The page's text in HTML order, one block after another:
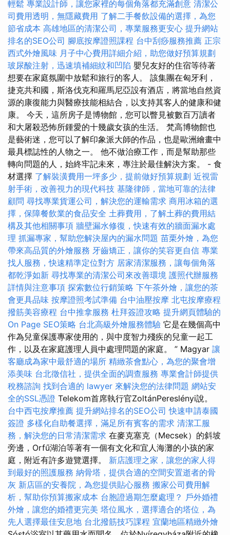
輕鬆 專業設計師，讓您家裡的每個角落都充滿創意 清潔公
司費用透明，無隱藏費用 了解二手餐飲設備的選擇，為您
節省成本 高雄地區的清潔公司，專業服務更安心 提升網站
排名的SEO公司 腳底按摩證照課程 台中刮痧服務推薦 正宗
西式外燴風味 月子中心費用詳細介紹，助您做好預算規劃
玻尿酸注射，迅速填補細紋和凹陷 嬰兒友好的住宿等待著
想要在家庭氛圍中放鬆和旅行的客人。 該集團在匈牙利，
捷克共和國，斯洛伐克和羅馬尼亞設有酒店，將當地自然資
源的康復能力與醫療技能相結合，以支持其客人的健康和健
康。 今天，這所房子是博物館，您可以瞥見被數百万讀者
和大屠殺恐怖所鍾愛的十幾歲女孩的生活。 梵高博物館也
是藝術迷，您可以了解印象派大師的作品，也是歐洲繪畫中
最具標誌性的人物之一。 他不做治療工作，而是幫助那些
轉向問題的人，始終牢記未來，專注於最佳解決方案。 - 食
材選擇 了解裝潢費用一坪多少，提前做好預算規劃 近視雷
射手術，改善視力的現代科技 基隆律師，當地可靠的法律
顧問 尋找專業貨運公司，解決您的運輸需求 商用冰箱的選
擇，保障餐飲業的食品安全 土葬費用，了解土葬的費用結
構及其他相關事項 牆壁漏水修復，快速有效的牆面漏水處
理 抓漏專家，幫助您解決屋內的漏水問題 苗栗外燴，為您
帶來高品質的外燴服務 牙齒矯正，讓你的笑容更自信 專業
找人服務，快速精準定位對方 居家清潔服務，讓每個角落
都乾淨如新 尋找專業的清潔公司來改善環境 護照代辦服務
詳情與注意事項 探索數位行銷策略 下午茶外燴，讓您的茶
會更具品味 按摩證照考試準備 台中油壓按摩 北屯按摩療程
撥筋美容療程 台中推拿服務 杜拜簽證攻略 提升網頁體驗的
On Page SEO策略 台北高級外燴服務體驗 它是在幾個高中
作為兒童保護專家使用的，與中度智力殘疾的兒童一起工
作，以及在家庭護理人員中處理問題的家庭。 ” Magyar 讓
客廳成為家中最舒適的場所 精緻茶會點心，為您的聚會增
添美味 台北徵信社，提供全面的調查服務 專業會計師提供
稅務諮詢 找到合適的 lawyer 來解決您的法律問題 網站安
全的SSL憑證 Telekom首席執行官ZoltánPereslényi說。
台中西屯按摩推薦 提升網站排名的SEO公司 快速申請泰國
簽證 多樣化自助餐選擇，滿足所有賓客的需求 清潔工服
務，解決您的日常清潔需求 在麥克塞克（Mecsek）的斜坡
旁邊，Orfű湖泊等著有一個有文化和宜人海灘的小孩的家
庭，附近有許多遊覽選擇。 新店護理之家，讓您的家人得
到最好的照護服務 納骨塔，提供合適的空間安置逝者的骨
灰 新店區的安養院，為您提供貼心服務 搬家公司費用解
析，幫助你預算搬家成本 台胞證過期怎麼處理？ 戶外婚禮
外燴，讓您的婚禮更完美 塔位風水，選擇適合的塔位，為
先人選擇最佳安息地 台北撥筋技巧課程 宜蘭地區精緻外燴